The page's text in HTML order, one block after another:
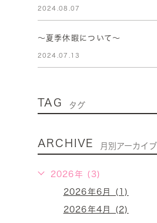
2024.08.07
～夏季休暇について～
2024.07.13
TAG タグ
ARCHIVE 月別アーカイブ
2026年 (3)
2026年6月 (1)
2026年4月 (2)